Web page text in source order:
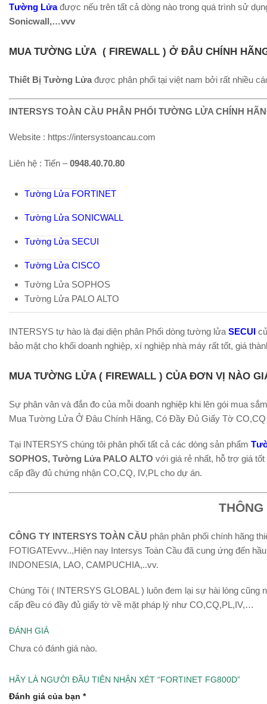
Tường Lửađược nếu trên tất cả dòng nào trong quá trình sử
Sonicwall,…vvv
MUA TƯỜNG LỬA ( FIREWALL ) Ở ĐÂU CHÍNH
Thiết Bị Tường Lửa được phân phối tại việt nam bởi rất nhiều
INTERSYS TOÀN CẦU PHÂN PHỐI TƯỜNG LỬA CHÍNH
Website : https://intersystoancau.com
Liên hệ : Tiến –0948.40.70.80
Tường Lửa FORTINET
Tường Lửa SONICWALL
Tường Lửa SECUI
Tường Lửa CISCO
Tường Lửa SOPHOS
Tường Lửa PALO ALTO
INTERSYS tự hào là đại diện phân Phối dòng tường lửa SECUI
bảo mật cho khối doanh nghiệp, xí nghiệp nhà máy rất tốt, giá
MUA TƯỜNG LỬA ( FIREWALL ) CỦA ĐƠN VỊ NÀO
Sự phân vân và đắn đo của mỗi doanh nghiệp khi lên gói mua
Mua Tường Lửa Ở Đâu Chính Hãng, Có Đầy Đủ Giấy Tờ CO,CQ
Tại INTERSYS chúng tôi phân phối tất cả các dòng sản phẩm
SOPHOS, Tường Lửa PALO ALTO với giá rẻ nhất, hỗ trợ giá
cấp đầy đủ chứng nhận CO,CQ, IV,PL cho dự án.
CÔNG TY INTERSYS TOÀN CẦU phân phân phối chính hãng
FOTIGATEvvv..,Hiện nay Intersys Toàn Cầu đã cung ứng đến
INDONESIA, LAO, CAMPUCHIA,..vv.
Chúng Tôi ( INTERSYS GLOBAL ) luôn đem lại sự hài lòng
cấp đều có đầy đủ giấy tờ về mặt pháp lý như CO,CQ,PL,IV,…
ĐÁNH GIÁ
Chưa có đánh giá nào.
HÃY LÀ NGƯỜI ĐẦU TIÊN NHẬN XÉT “FORTINET FG800D”
Đánh giá của bạn *